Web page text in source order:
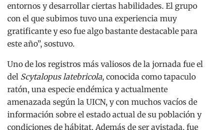
entornos y desarrollar ciertas habilidades. El grupo
con el que subimos tuvo una experiencia muy
gratificante y eso fue algo bastante destacable para
este año”, sostuvo.
Uno de los registros más valiosos de la jornada fue el
del Scytalopus latebricola, conocida como tapaculo
ratón, una especie endémica y actualmente
amenazada según la UICN, y con muchos vacíos de
información sobre el estado actual de su población y
condiciones de hábitat. Además de ser avistada, fue